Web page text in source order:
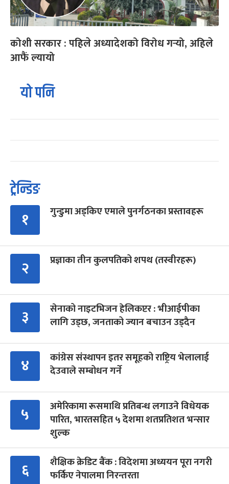
कोशी सरकार : पहिले अध्यादेशको विरोध गर्‍यो, अहिले
आफैं ल्यायो
यो पनि
ट्रेन्डिङ
१ गुन्डुमा अड्किए एमाले पुनर्गठनका प्रस्तावहरू
२ प्रज्ञाका तीन कुलपतिको शपथ (तस्वीरहरू)
३
सेनाको नाइटभिजन हेलिकप्टर : भीआईपीका
लागि उड्छ, जनताको ज्यान बचाउन उड्दैन
४
कांग्रेस संस्थापन इतर समूहको राष्ट्रिय भेलालाई
देउवाले सम्बोधन गर्ने
५
अमेरिकामा रूसमाथि प्रतिबन्ध लगाउने विधेयक
पारित, भारतसहित ५ देशमा शतप्रतिशत भन्सार
शुल्क
६
शैक्षिक क्रेडिट बैंक : विदेशमा अध्ययन पूरा नगरी
फर्किए नेपालमा निरन्तरता